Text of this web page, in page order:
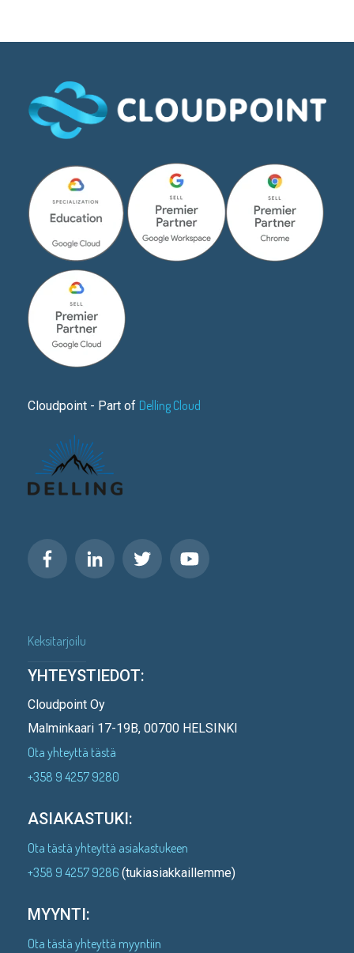
Cloudpoint - Part of Delling Cloud
Keksitarjoilu
YHTEYSTIEDOT:
Cloudpoint Oy
Malminkaari 17-19B, 00700 HELSINKI
Ota yhteyttä tästä
+358 9 4257 9280
ASIAKASTUKI:
Ota tästä yhteyttä asiakastukeen
+358 9 4257 9286 (tukiasiakkaillemme)
MYYNTI:
Ota tästä yhteyttä myyntiin